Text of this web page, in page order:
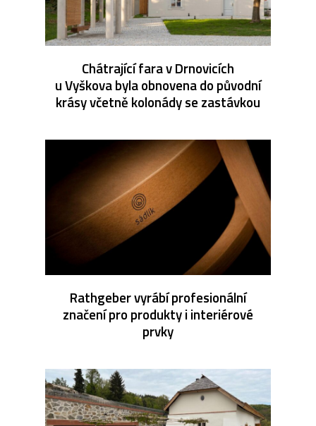
Chátrající fara v Drnovicích
u Vyškova byla obnovena do původní
krásy včetně kolonády se zastávkou
Rathgeber vyrábí profesionální
značení pro produkty i interiérové
prvky